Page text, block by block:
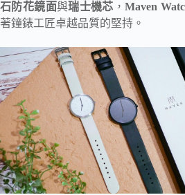
石防花鏡面與瑞士機芯 ，Maven
著鐘錶工匠卓越品質的堅持。